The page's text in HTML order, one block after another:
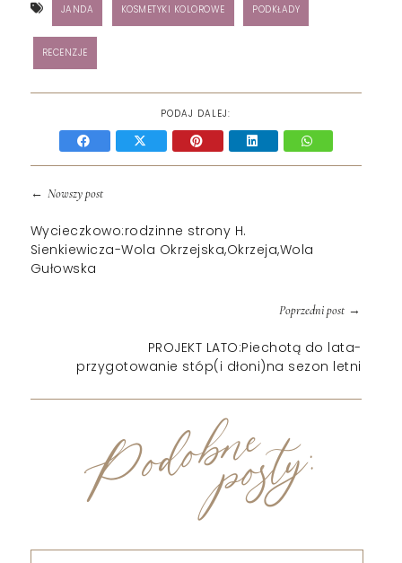
JANDA KOSMETYKI KOLOROWE PODKŁADY
RECENZJE
PODAJ DALEJ:
← Nowszy post
Wycieczkowo:rodzinne strony H.
Sienkiewicza-Wola Okrzejska,Okrzeja,Wola
Gułowska
Poprzedni post→
PROJEKT LATO:Piechotą do lata-
przygotowanie stóp(i dłoni)na sezon letni